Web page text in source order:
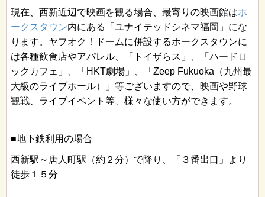
現在、西新近辺で映画を観る場合、最寄りの映画館はホ
ークスタウン内にある「ユナイテッドシネマ福岡」にな
ります。ヤフオク！ドームに併設するホークスタウンに
は各種飲食店やアパレル、「トイザらス」、「ハードロ
ックカフェ」、「HKT劇場」、「 Zeep Fukuoka（九州最
大級のライブホール）」等ございますので、映画や野球
観戦、ライブイベント等、様々な使い方ができます。
■地下鉄利用の場合
西新駅～唐人町駅（約２分）で降り、「３番出口」より
徒歩１５分